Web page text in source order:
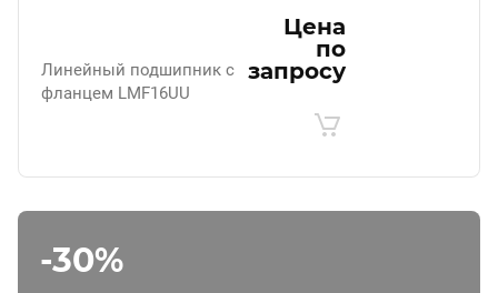
Линейный подшипник с
фланцем LMF16UU
Цена
по
запросу
-30%